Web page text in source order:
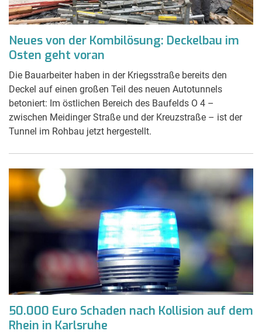
Neues von der Kombilösung: Deckelbau im
Osten geht voran
Die Bauarbeiter haben in der Kriegsstraße bereits den
Deckel auf einen großen Teil des neuen Autotunnels
betoniert: Im östlichen Bereich des Baufelds O 4 –
zwischen Meidinger Straße und der Kreuzstraße – ist der
Tunnel im Rohbau jetzt hergestellt.
50.000 Euro Schaden nach Kollision auf dem
Rhein in Karlsruhe